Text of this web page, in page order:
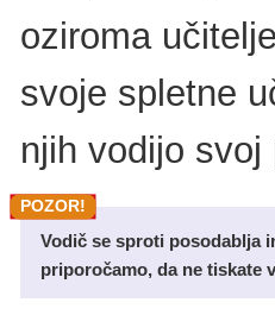
oziroma
svoje spletne
njih vodijo svoj
Vodič se sproti posodablja
priporočamo, da ne tiskate